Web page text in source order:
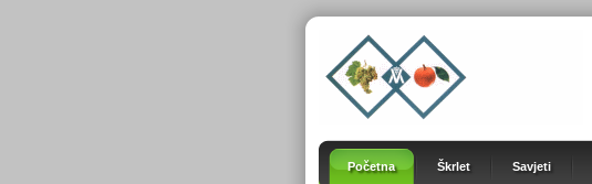
Početna Škrlet Savjeti